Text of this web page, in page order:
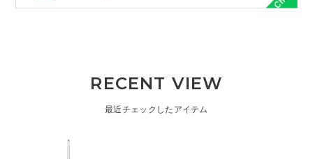
RECENT VIEW
最近チェックしたアイテム